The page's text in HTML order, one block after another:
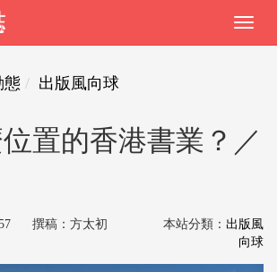
態 出版風向球
置的香港書業？／
撰稿：方太初 本站分類： 出版風
向球